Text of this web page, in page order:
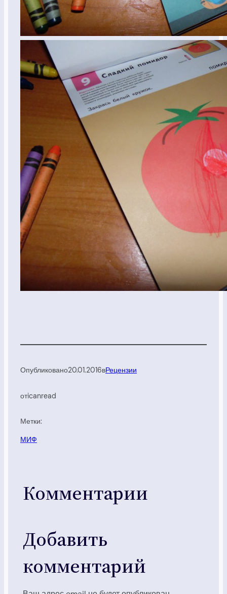
Опубликовано20.01.2016вРецензии
отicanread
Метки:
МИФ
Комментарии
Добавить
комментарий